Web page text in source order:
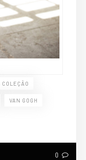
COLEÇÃO
VAN GOGH
0